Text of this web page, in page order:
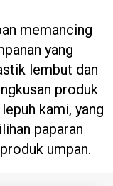
memancing
yang
lembut dan
produk
kami, yang
paparan
umpan.